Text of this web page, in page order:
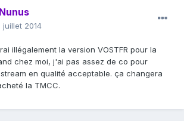
juillet 2014
illégalement la version VOSTFR pour la
chez moi, j'ai pas assez de co pour
en qualité acceptable. ça changera
la TMCC.